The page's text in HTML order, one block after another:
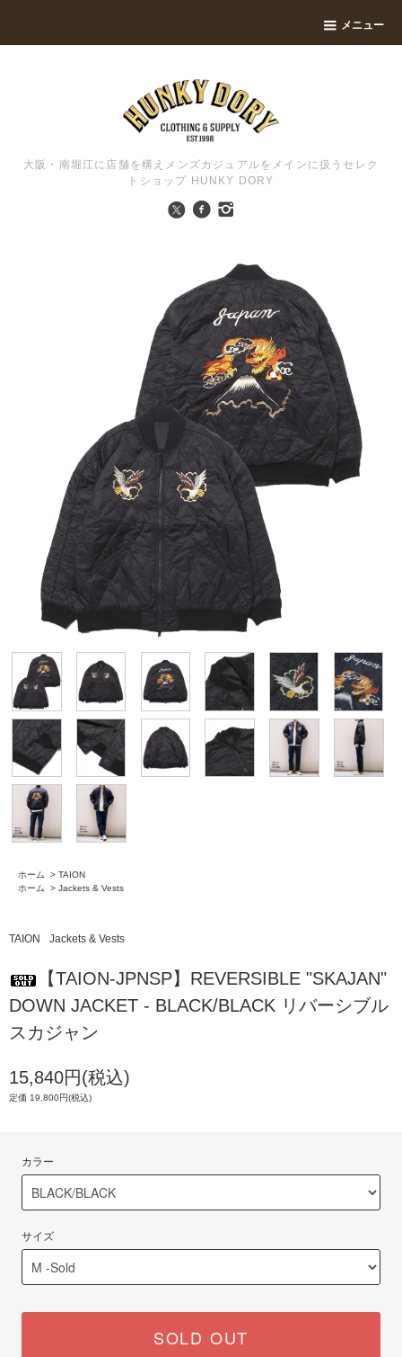
メニュー
大阪・南堀江に店舗を構えメンズカジュアルをメインに扱うセレク
トショップ HUNKY DORY
ホーム > TAION
ホーム
> Jackets & Vests
TAION Jackets & Vests
【TAION-JPNSP】REVERSIBLE "SKAJAN"
DOWN JACKET - BLACK/BLACK リバーシブル
スカジャン
15,840円(税込)
定価 19,800円(税込)
カラー
サイズ
SOLD OUT